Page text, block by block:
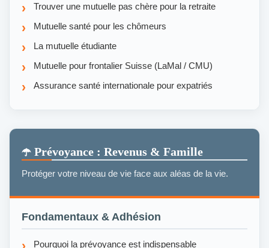
Trouver une mutuelle pas chère pour la retraite
Mutuelle santé pour les chômeurs
La mutuelle étudiante
Mutuelle pour frontalier Suisse (LaMal / CMU)
Assurance santé internationale pour expatriés
☂️ Prévoyance : Revenus & Famille
Protéger votre niveau de vie face aux aléas de la vie.
Fondamentaux & Adhésion
Pourquoi la prévoyance est indispensable